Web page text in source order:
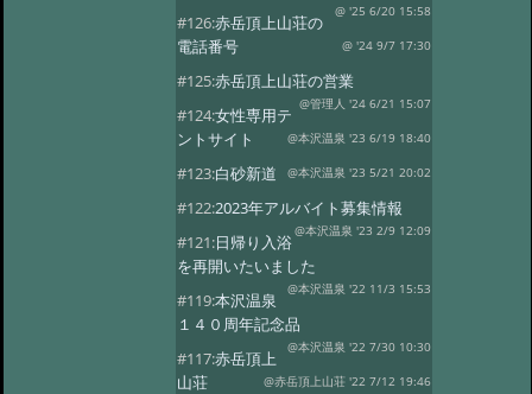
@ '25 6/20 15:58
#126:赤岳頂上山荘の
電話番号
@ '24 9/7 17:30
#125:赤岳頂上山荘の営業
@管理人 '24 6/21 15:07
#124:女性専用テ
ントサイト
@本沢温泉 '23 6/19 18:40
#123:白砂新道 @本沢温泉 '23 5/21 20:02
#122:2023年アルバイト募集情報
@本沢温泉 '23 2/9 12:09
#121:日帰り入浴
を再開いたいました
@本沢温泉 '22 11/3 15:53
#119:本沢温泉
１４０周年記念品
@本沢温泉 '22 7/30 10:30
#117:赤岳頂上
山荘
@赤岳頂上山荘 '22 7/12 19:46